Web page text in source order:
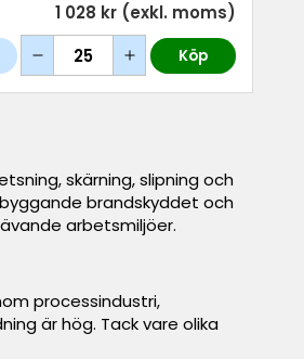
1 028 kr (exkl. moms)
Köp
skärning, slipning och
brandskyddet och
arbetsmiljöer.
processindustri,
är hög. Tack vare olika